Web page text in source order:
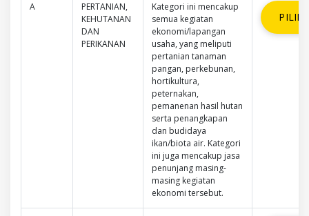
A
PERTANIAN,
KEHUTANAN
DAN
PERIKANAN
Kategori ini mencakup
semua kegiatan
ekonomi/lapangan
usaha, yang meliputi
pertanian tanaman
pangan, perkebunan,
hortikultura,
peternakan,
pemanenan hasil hutan
serta penangkapan
dan budidaya
ikan/biota air. Kategori
ini juga mencakup jasa
penunjang masing-
masing kegiatan
ekonomi tersebut.
PILIH